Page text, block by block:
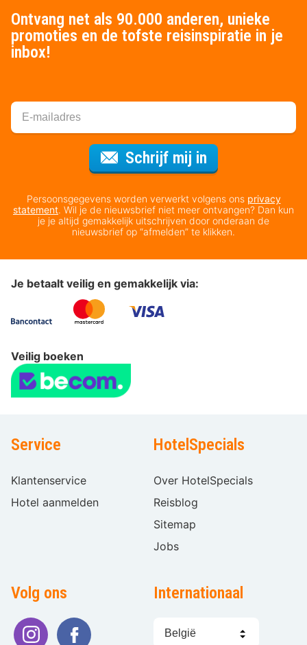
Ontvang net als 90.000 anderen, unieke
promoties en de tofste reisinspiratie in je
inbox!
Schrijf mij in
Persoonsgegevens worden verwerkt volgens ons privacy
statement. Wil je de nieuwsbrief niet meer ontvangen? Dan kun
je je altijd gemakkelijk uitschrijven door onderaan de
nieuwsbrief op “afmelden” te klikken.
Je betaalt veilig en gemakkelijk via:
Veilig boeken
Service
Klantenservice
Hotel aanmelden
HotelSpecials
Over HotelSpecials
Reisblog
Sitemap
Jobs
Volg ons Internationaal
kiezen